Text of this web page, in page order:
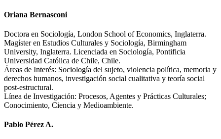
Oriana Bernasconi
Doctora en Sociología, London School of Economics, Inglaterra.
Magíster en Estudios Culturales y Sociología, Birmingham
University, Inglaterra. Licenciada en Sociología, Pontificia
Universidad Católica de Chile, Chile.
Áreas de Interés: Sociología del sujeto, violencia política, memoria y
derechos humanos, investigación social cualitativa y teoría social
post-estructural.
Línea de Investigación: Procesos, Agentes y Prácticas Culturales;
Conocimiento, Ciencia y Medioambiente.
Pablo Pérez A.